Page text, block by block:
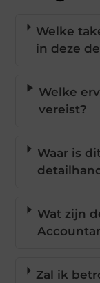
Welke
in deze
Welke
vereist?
Waar is
Wat zijn
Zal ik